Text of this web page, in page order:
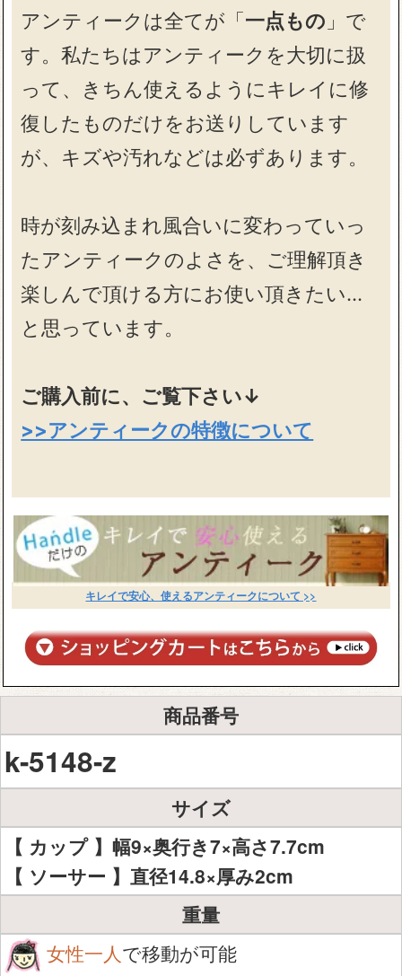
アンティークは全てが「一点もの 」で
す。私たちはアンティークを大切に扱
って、きちん使えるようにキレイに修
復したものだけをお送りしています
が、キズや汚れなどは必ずあります。
時が刻み込まれ風合いに変わっていっ
たアンティークのよさを、ご理解頂き
楽しんで頂ける方にお使い頂きたい…
と思っています。
ご購入前に、ご覧下さい↓
>>アンティークの特徴について
キレイで安心、使えるアンティークについて >>
商品番号
k-5148-z
サイズ
【 カップ 】幅9×奥行き7×高さ7.7cm
【 ソーサー 】直径14.8×厚み2cm
重量
女性一人で移動が可能